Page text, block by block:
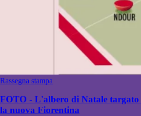
Rassegna stampa
FOTO - L'albero di Natale targato
la nuova Fiorentina